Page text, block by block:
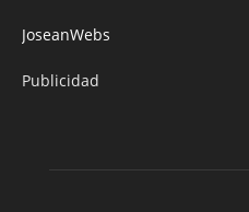
JoseanWebs
Publicidad